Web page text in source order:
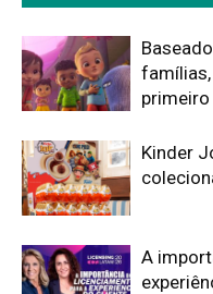
famílias,
Kinder
A